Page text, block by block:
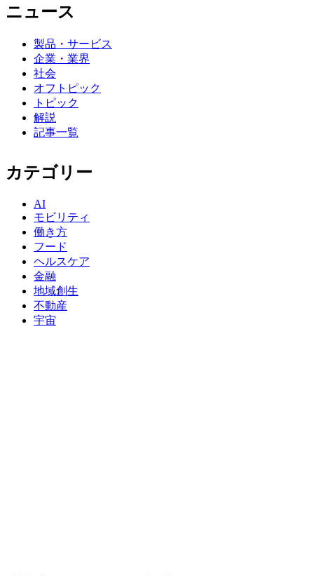
ニュース
製品・サービス
企業・業界
社会
オフトピック
トピック
解説
記事一覧
カテゴリー
AI
モビリティ
働き方
フード
ヘルスケア
金融
地域創生
不動産
宇宙